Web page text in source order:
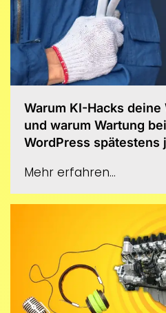
Warum KI-Hacks
und warum Wartung
WordPress
Mehr erfahren...